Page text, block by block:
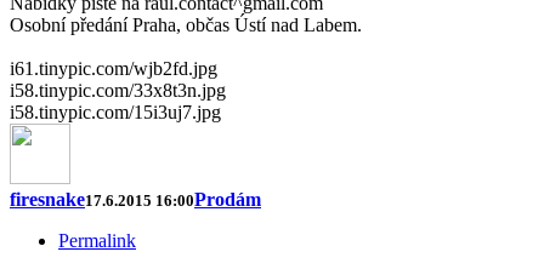
Osobní předání Praha, občas Ústí nad Labem.
i61.tinypic.com/wjb2fd.jpg
i58.tinypic.com/33x8t3n.jpg
i58.tinypic.com/15i3uj7.jpg
firesnake17.6.2015 16:00Prodám
Permalink